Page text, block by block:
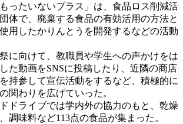
ったいないプラス」は、食品ロス削減活
体で、廃棄する食品の有効活用の方法と
用したかりんとうを開発するなどの活動
に向けて、教職員や学生への声かけをは
た動画をSNSに投稿したり、近隣の商店
持参して宣伝活動をするなど、積極的に
関わりを広げていった。
ドライブでは学内外の協力のもと、乾燥
調味料など113点の食品が集まった。